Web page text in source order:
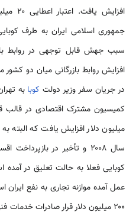
سبب جهش قابل توجهی در روابط
افزایش روابط بازرگانی میان دو کشور
در جریان سفر وزیر دولت کوبا به
میلیون دلار افزایش یافت که البته
سال ۲۰۰۸ و تأخیر در
کوبایی فعلا به حالت تعلیق در
۲۰۰ میلیون دلار قرار صادرات